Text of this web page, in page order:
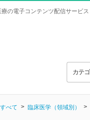
療の電子コンテンツ配信サービス
カテ
すべて 臨床医学（領域別）